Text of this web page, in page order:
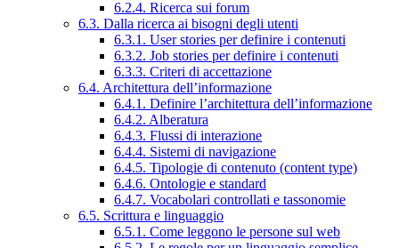
6.2.4. Ricerca sui forum
6.3. Dalla ricerca ai bisogni degli utenti
6.3.1. User stories per definire i contenuti
6.3.2. Job stories per definire i contenuti
6.3.3. Criteri di accettazione
6.4. Architettura dell’informazione
6.4.1. Definire l’architettura dell’informazione
6.4.2. Alberatura
6.4.3. Flussi di interazione
6.4.4. Sistemi di navigazione
6.4.5. Tipologie di contenuto (content type)
6.4.6. Ontologie e standard
6.4.7. Vocabolari controllati e tassonomie
6.5. Scrittura e linguaggio
6.5.1. Come leggono le persone sul web